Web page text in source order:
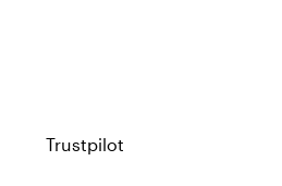
Trustpilot